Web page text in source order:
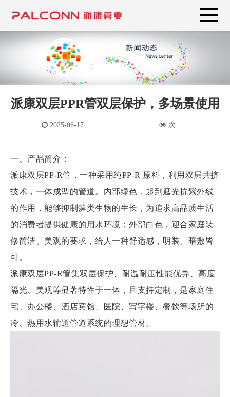
派康双层PPR管双层保护，多场景使用
2025-06-17 次
一、产品简介：
派康双层PP-R管，一种采用纯PP-R 原料，利用双层共挤
技术，一体成型的管道。内部绿色，起到遮光抗紫外线
的作用，能够抑制藻类生物的生长，为追求高品质生活
的消费者提供健康的用水环境；外部白色，迎合家庭装
修简洁、美观的要求，给人一种舒适感，明装、暗敷皆
可。
派康双层PP-R管集双层保护、耐温耐压性能优异、高度
隔光、美观等显著特性于一体，且支持定制，是家庭住
宅、办公楼、酒店宾馆、医院、写字楼、餐饮等场所的
冷、热用水输送管道系统的理想管材。